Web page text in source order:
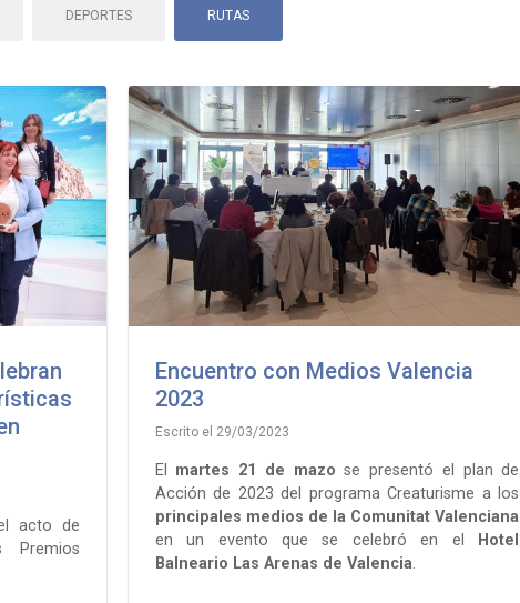
DEPORTES RUTAS
acto de
Encuentro con Medios Valencia
2023
Escrito el 29/03/2023
El martes 21 de mazose presentó el plan de
Acción de 2023 del programa Creaturisme a los
principales medios de la Comunitat Valenciana
en un evento que se celebró en el Hotel
Balneario Las Arenas de Valencia.